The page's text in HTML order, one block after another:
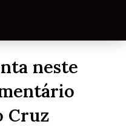
neste
Cruz